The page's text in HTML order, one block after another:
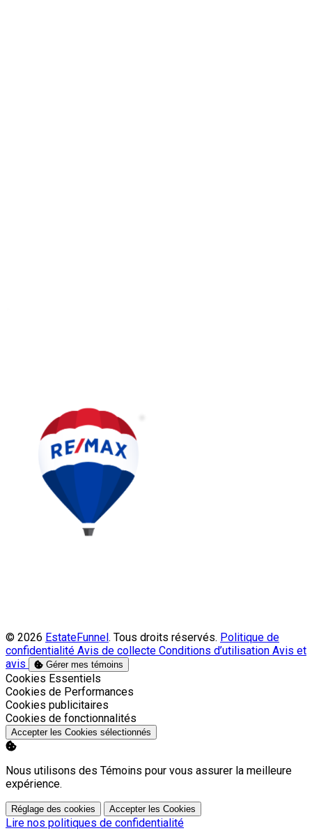
© 2026 EstateFunnel . Tous droits réservés. Politique de
confidentialité Avis de collecte Conditions d’utilisation Avis et
avis
Gérer mes témoins
Activer
Cookies Essentiels
Activer
Cookies de Performances
Activer
Cookies publicitaires
Activer
Cookies de fonctionnalités
Accepter les Cookies sélectionnés
Nous utilisons des Témoins pour vous assurer la meilleure
expérience.
Réglage des cookies Accepter les Cookies
Lire nos politiques de confidentialité